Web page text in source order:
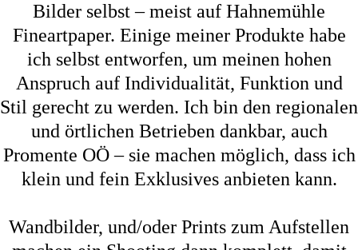
Bilder selbst – meist auf Hahnemühle
Fineartpaper. Einige meiner Produkte habe
ich selbst entworfen, um meinen hohen
Anspruch auf Individualität, Funktion und
Stil gerecht zu werden. Ich bin den regionalen
und örtlichen Betrieben dankbar, auch
Promente OÖ – sie machen möglich, dass ich
klein und fein Exklusives anbieten kann.
Wandbilder, und/oder Prints zum Aufstellen